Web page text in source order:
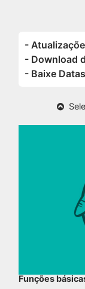
-
- Download
- Baixe
Funções